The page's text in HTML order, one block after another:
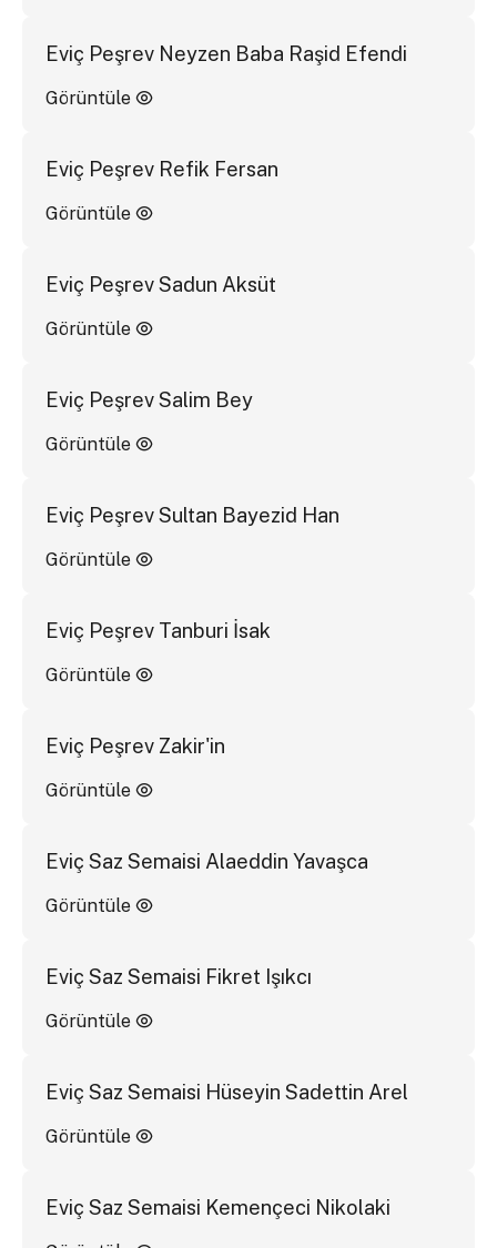
Eviç Peşrev Neyzen Baba Raşid Efendi
Görüntüle
Eviç Peşrev Refik Fersan
Görüntüle
Eviç Peşrev Sadun Aksüt
Görüntüle
Eviç Peşrev Salim Bey
Görüntüle
Eviç Peşrev Sultan Bayezid Han
Görüntüle
Eviç Peşrev Tanburi İsak
Görüntüle
Eviç Peşrev Zakir'in
Görüntüle
Eviç Saz Semaisi Alaeddin Yavaşca
Görüntüle
Eviç Saz Semaisi Fikret Işıkcı
Görüntüle
Eviç Saz Semaisi Hüseyin Sadettin Arel
Görüntüle
Eviç Saz Semaisi Kemençeci Nikolaki